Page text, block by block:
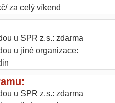
za celý víkend
u SPR z.s.: zdarma
u jiné organizace:
u SPR z.s.: zdarma